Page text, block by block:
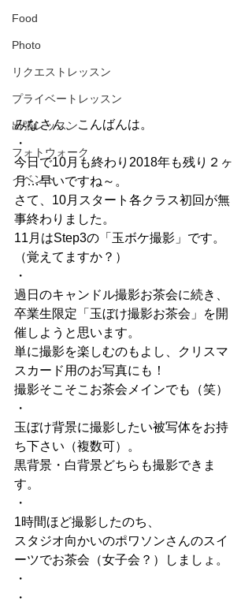
Food
Photo
リクエストレッスン
プライベートレッスン
出張レッスン
フォトウォーク
イベント
みなさん、こんばんは。
・
今日で10月も終わり2018年も残り２ヶ
月…早いですね～。
さて、10月スタート各クラス初回が無
事終わりました。
11月はStep3の「玉ボケ撮影」です。
（覚えてますか？）
・
過日のキャンドル撮影お茶会に続き、
卒業生限定「玉ぼけ撮影お茶会」を開
催しようと思います。
単に撮影を楽しむのもよし、クリスマ
スカード用のお写真にも！
撮影そこそこお茶会メインでも（笑）
・
玉ぼけ背景に撮影したい被写体をお持
ち下さい（複数可）。
黒背景・白背景どちらも撮影できま
す。
・
1時間ほど撮影したのち、
スタジオ向かいのポワソンさんのスイ
ーツでお茶会（女子会？）しましょ。
・
・